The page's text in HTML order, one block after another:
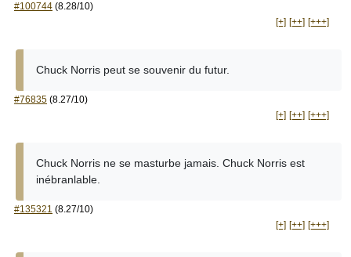
#100744 (8.28/10)
[+] [++] [+++]
Chuck Norris peut se souvenir du futur.
#76835 (8.27/10)
[+] [++] [+++]
Chuck Norris ne se masturbe jamais. Chuck Norris est
inébranlable.
#135321 (8.27/10)
[+] [++] [+++]